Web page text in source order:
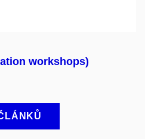
workshops)